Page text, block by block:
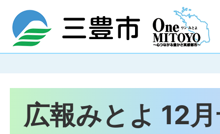
広報みとよ 12